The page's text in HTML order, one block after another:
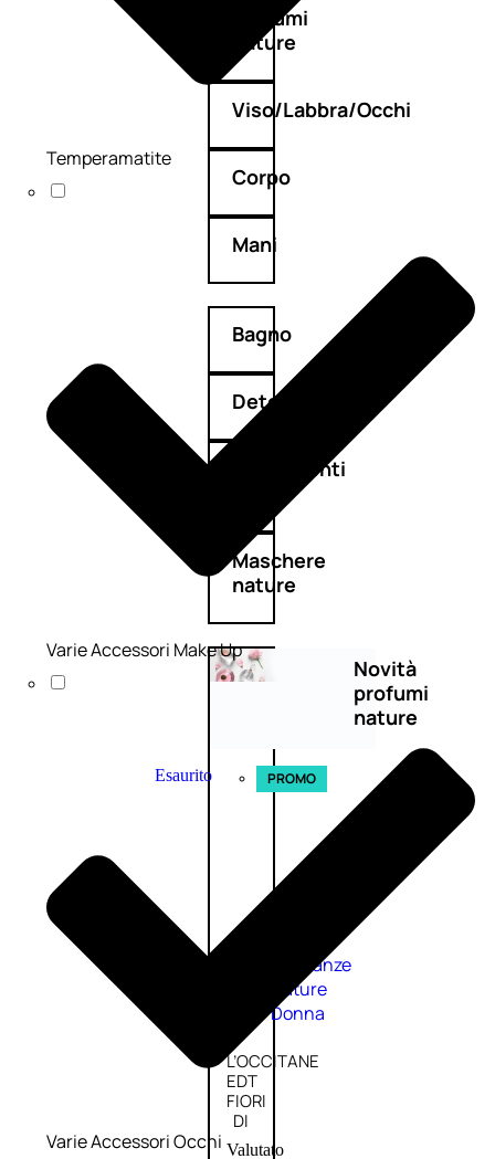
Profumi
nature
Viso/Labbra/Occhi
Corpo
Mani
Bagno
Detergenza
Trattamenti
Maschere
nature
Novità
profumi
nature
Esaurito PROMO
Fragranze
Nature
Donna
L’OCCITANE
EDT
FIORI
DI
Valutato
Temperamatite
Varie Accessori Make Up
Varie Accessori Occhi